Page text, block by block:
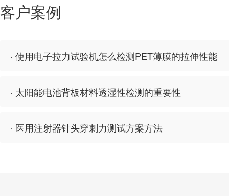
客户案例
· 使用电子拉力试验机怎么检测PET薄膜的拉伸性能
· 太阳能电池背板材料透湿性检测的重要性
· 医用注射器针头穿刺力测试方案方法